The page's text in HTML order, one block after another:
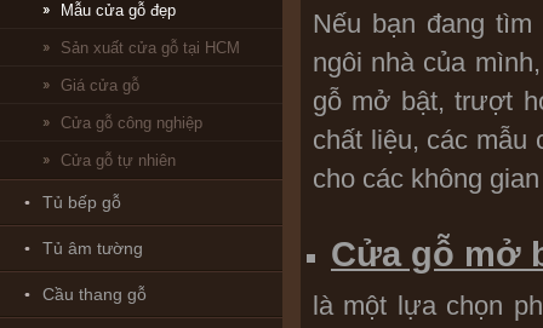
Mẫu cửa gỗ đẹp
Sản xuất cửa gỗ tại HCM
Giá cửa gỗ
Cửa gỗ công nghiệp
Cửa gỗ tự nhiên
Tủ bếp gỗ
Tủ âm tường
Cầu thang gỗ
Nếu bạn đang
ngôi nhà của
gỗ mở bật, trượt
chất liệu, các mẫu
cho các không
Cửa gỗ mở
là một lựa chọn